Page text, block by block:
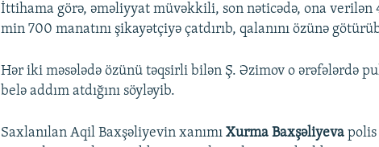
İttihama görə, əməliyyat müvəkkili, son nəticədə, ona verilən
min 700 manatını şikayətçiyə çatdırıb, qalanını özünə
Hər iki məsələdə özünü təqsirli bilən Ş. Əzimov o ərəfələrdə
belə addım atdığını söyləyib.
Saxlanılan Aqil Baxşəliyevin xanımıXurma Baxşəliyeva polis